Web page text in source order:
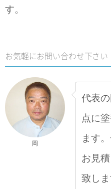
す。
お気軽にお問い合わせ下さい
岡
代表
点に
ます
お見
致しま